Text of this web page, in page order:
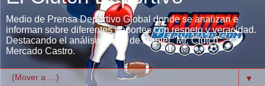
Medio de Prensa Deportivo Global donde se analizan e
informan sobre diferentes deportes con respeto y veracidad.
Destacando el análisis único de Daniel "Mr. Clutch"
Mercado Castro.
▼